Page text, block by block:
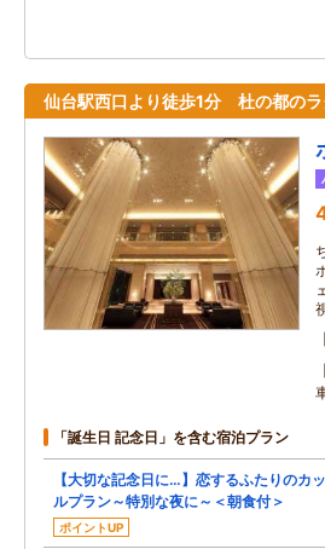
仙台駅西口より徒歩1分 杜の都のラ
「誕生日 記念日」を含む宿泊プラン
【大切な記念日に…】恋するふたりのカ
ルプラン～特別な夜に～＜朝食付＞
ポイントUP